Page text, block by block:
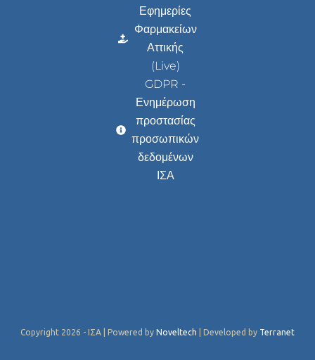
Εφημερίες
Φαρμακείων
Αττικής
(Live)
GDPR -
Ενημέρωση
προστασίας
προσωπικών
δεδομένων
ΙΣΑ
Copyright 2026 - ΙΣΑ | Powered by Noveltech | Developed by Terranet